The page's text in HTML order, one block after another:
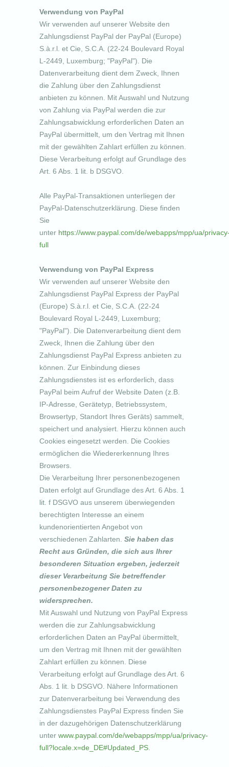
Verwendung von PayPal
Wir verwenden auf unserer Website den
Zahlungsdienst PayPal der PayPal (Europe)
S.à.r.l. et Cie, S.C.A. (22-24 Boulevard Royal
L-2449, Luxemburg; "PayPal"). Die
Datenverarbeitung dient dem Zweck, Ihnen
die Zahlung über den Zahlungsdienst
anbieten zu können. Mit Auswahl und Nutzung
von Zahlung via PayPal werden die zur
Zahlungsabwicklung erforderlichen Daten an
PayPal übermittelt, um den Vertrag mit Ihnen
mit der gewählten Zahlart erfüllen zu können.
Diese Verarbeitung erfolgt auf Grundlage des
Art. 6 Abs. 1 lit. b DSGVO.
Alle PayPal-Transaktionen unterliegen der
PayPal-Datenschutzerklärung. Diese finden
Sie
unter https://www.paypal.com/de/webapps/mpp/ua/
full
Verwendung von PayPal Express
Wir verwenden auf unserer Website den
Zahlungsdienst PayPal Express der PayPal
(Europe) S.à.r.l. et Cie, S.C.A. (22-24
Boulevard Royal L-2449, Luxemburg;
"PayPal"). Die Datenverarbeitung dient dem
Zweck, Ihnen die Zahlung über den
Zahlungsdienst PayPal Express anbieten zu
können. Zur Einbindung dieses
Zahlungsdienstes ist es erforderlich, dass
PayPal beim Aufruf der Website Daten (z.B.
IP-Adresse, Gerätetyp, Betriebssystem,
Browsertyp, Standort Ihres Geräts) sammelt,
speichert und analysiert. Hierzu können auch
Cookies eingesetzt werden. Die Cookies
ermöglichen die Wiedererkennung Ihres
Browsers.
Die Verarbeitung Ihrer personenbezogenen
Daten erfolgt auf Grundlage des Art. 6 Abs. 1
lit. f DSGVO aus unserem überwiegenden
berechtigten Interesse an einem
kundenorientierten Angebot von
verschiedenen Zahlarten.Sie haben das
Recht aus Gründen, die sich aus Ihrer
besonderen Situation ergeben, jederzeit
dieser Verarbeitung Sie betreffender
personenbezogener Daten zu
widersprechen.
Mit Auswahl und Nutzung von PayPal Express
werden die zur Zahlungsabwicklung
erforderlichen Daten an PayPal übermittelt,
um den Vertrag mit Ihnen mit der gewählten
Zahlart erfüllen zu können. Diese
Verarbeitung erfolgt auf Grundlage des Art. 6
Abs. 1 lit. b DSGVO. Nähere Informationen
zur Datenverarbeitung bei Verwendung des
Zahlungsdienstes PayPal Express finden Sie
in der dazugehörigen Datenschutzerklärung
unterwww.paypal.com/de/webapps/mpp/ua/privacy-
full?locale.x=de_DE#Updated_PS